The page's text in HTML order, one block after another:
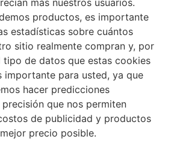
productos, es importante
estadísticas sobre cuántos
sitio realmente compran y, por
tipo de datos que estas cookies
importante para usted, ya que
hacer predicciones
que nos permiten
de publicidad y productos
precio posible.